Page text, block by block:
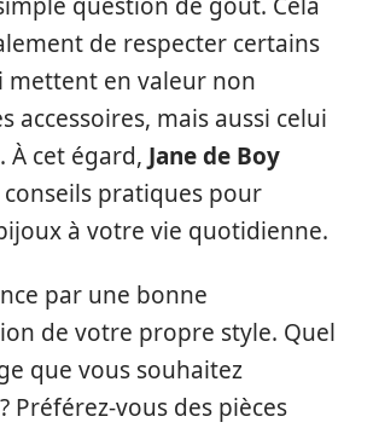
de respecter certains
mettent en valeur non
accessoires, mais aussi celui
À cet égard, Jane de Boy
pratiques pour
à votre vie quotidienne.
par une bonne
de votre propre style. Quel
que vous souhaitez
Préférez-vous des pièces